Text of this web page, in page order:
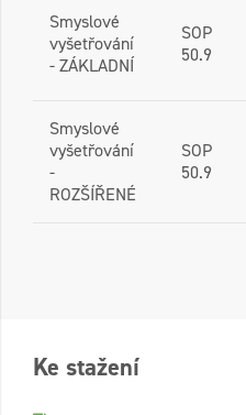
Smyslové
vyšetřování
- ZÁKLADNÍ
SOP
50.9
Smyslové
vyšetřování
-
ROZŠÍŘENÉ
SOP
50.9
Ke stažení